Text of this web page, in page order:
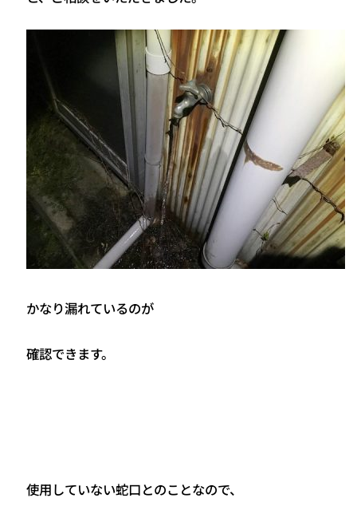
かなり漏れているのが
確認できます。
使用していない蛇口とのことなので、